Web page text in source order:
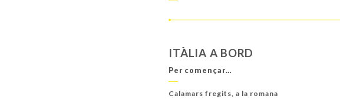
ITÀLIA A BORD
Per començar…
Calamars fregits, a la romana